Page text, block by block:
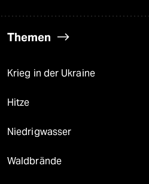
Themen
Krieg in der Ukraine
Hitze
Niedrigwasser
Waldbrände